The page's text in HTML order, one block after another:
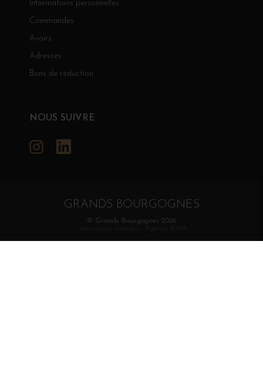
Informations personnelles
Commandes
Avoirs
Adresses
Bons de réduction
NOUS SUIVRE
Instagram
GRANDS BOURGOGNES
© Grands Bourgognes 2026
Agence BWA